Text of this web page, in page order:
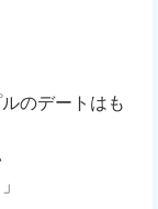
のデートはも